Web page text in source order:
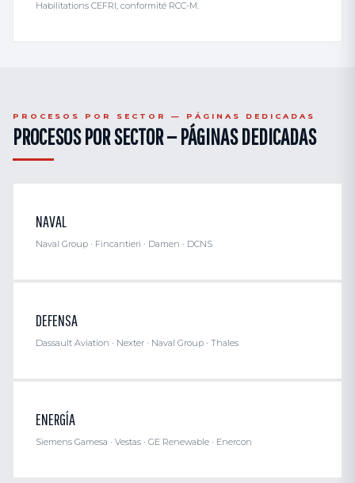
Habilitations CEFRI, conformité RCC-M.
PROCESOS POR SECTOR — PÁGINAS DEDICADAS
PROCESOS POR SECTOR — PÁGINAS DEDICADAS
NAVAL
Naval Group · Fincantieri · Damen · DCNS
DEFENSA
Dassault Aviation · Nexter · Naval Group · Thales
ENERGÍA
Siemens Gamesa · Vestas · GE Renewable · Enercon